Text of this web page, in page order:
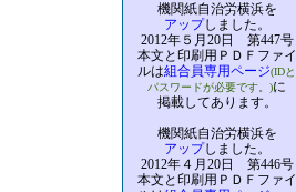
機関紙自治労横浜を
アップしました。
2012年５月20日 第447号
本文と印刷用ＰＤＦファイ
ルは組合員専用ページ(IDと
パスワードが必要です。)に
掲載してあります。
機関紙自治労横浜を
アップしました。
2012年４月20日 第446号
本文と印刷用ＰＤＦファイ